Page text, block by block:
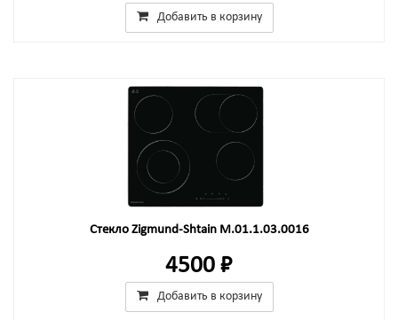
Добавить в корзину
Стекло Zigmund-Shtain M.01.1.03.0016
4500 ₽
Добавить в корзину